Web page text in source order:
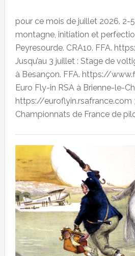
pour ce mois de juillet 2026. 2-
montagne, initiation et
Peyresourde. CRA10. FFA.
Jusqu’au 3 juillet : Stage de
à Besançon. FFA. https://
Euro Fly-in RSA à Brienne-le-
https://euroflyin.rsafrance.com
Championnats de France de